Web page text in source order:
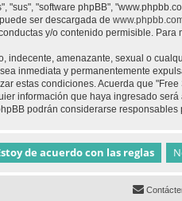
"software phpBB",
ser descargada de
y/o contenido permisible. Para
amenazante, sexual o
inmediata y permanentemente
estas condiciones. Acuerda que
información que haya ingresado
podrán considerarse